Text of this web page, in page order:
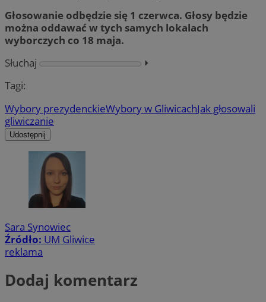
Głosowanie odbędzie się 1 czerwca. Głosy będzie
można oddawać w tych samych lokalach
wyborczych co 18 maja.
Słuchaj
⏵︎
Tagi:
Wybory prezydenckieWybory w GliwicachJak głosowali
gliwiczanie
Udostępnij
Sara Synowiec
Źródło: UM Gliwice
reklama
Dodaj komentarz